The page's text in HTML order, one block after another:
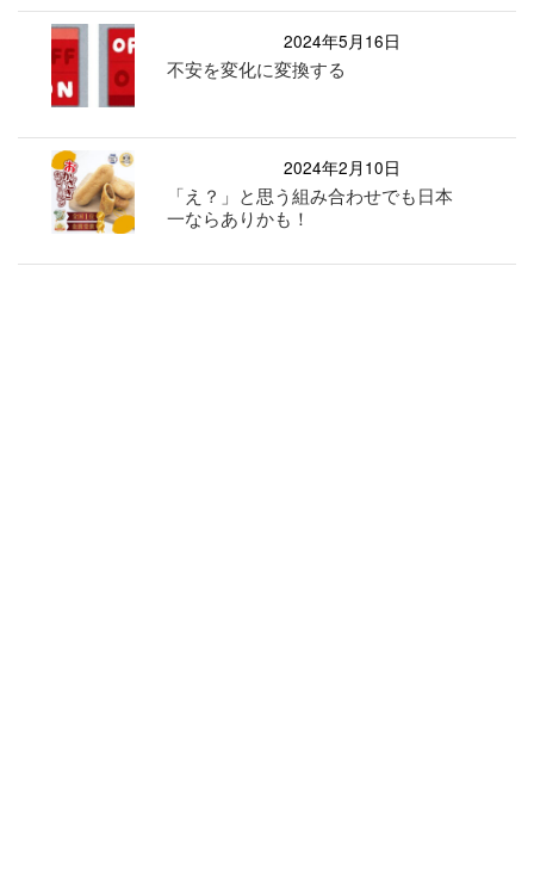
2024年5月16日
不安を変化に変換する
2024年2月10日
「え？」と思う組み合わせでも日本
一ならありかも！